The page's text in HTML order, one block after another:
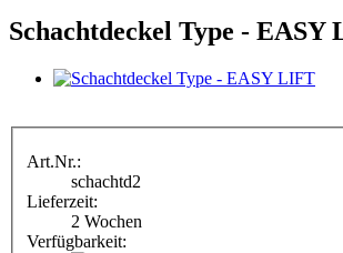
Schachtdeckel Type - EASY
Art.Nr.:
schachtd2
Lieferzeit:
2 Wochen
Verfügbarkeit: